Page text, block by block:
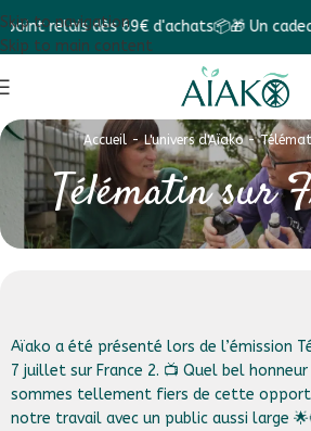
Skip to navigation
Skip to main content
relais dès 69€ d'achats📦🎁 Un cadeau
Accueil-L'univers d'Aïako-
Télématin sur
Aïako a été présenté lors de l’émission
7 juillet sur France 2. 📺 Quel bel
sommes tellement fiers de cette
notre travail avec un public aussi large